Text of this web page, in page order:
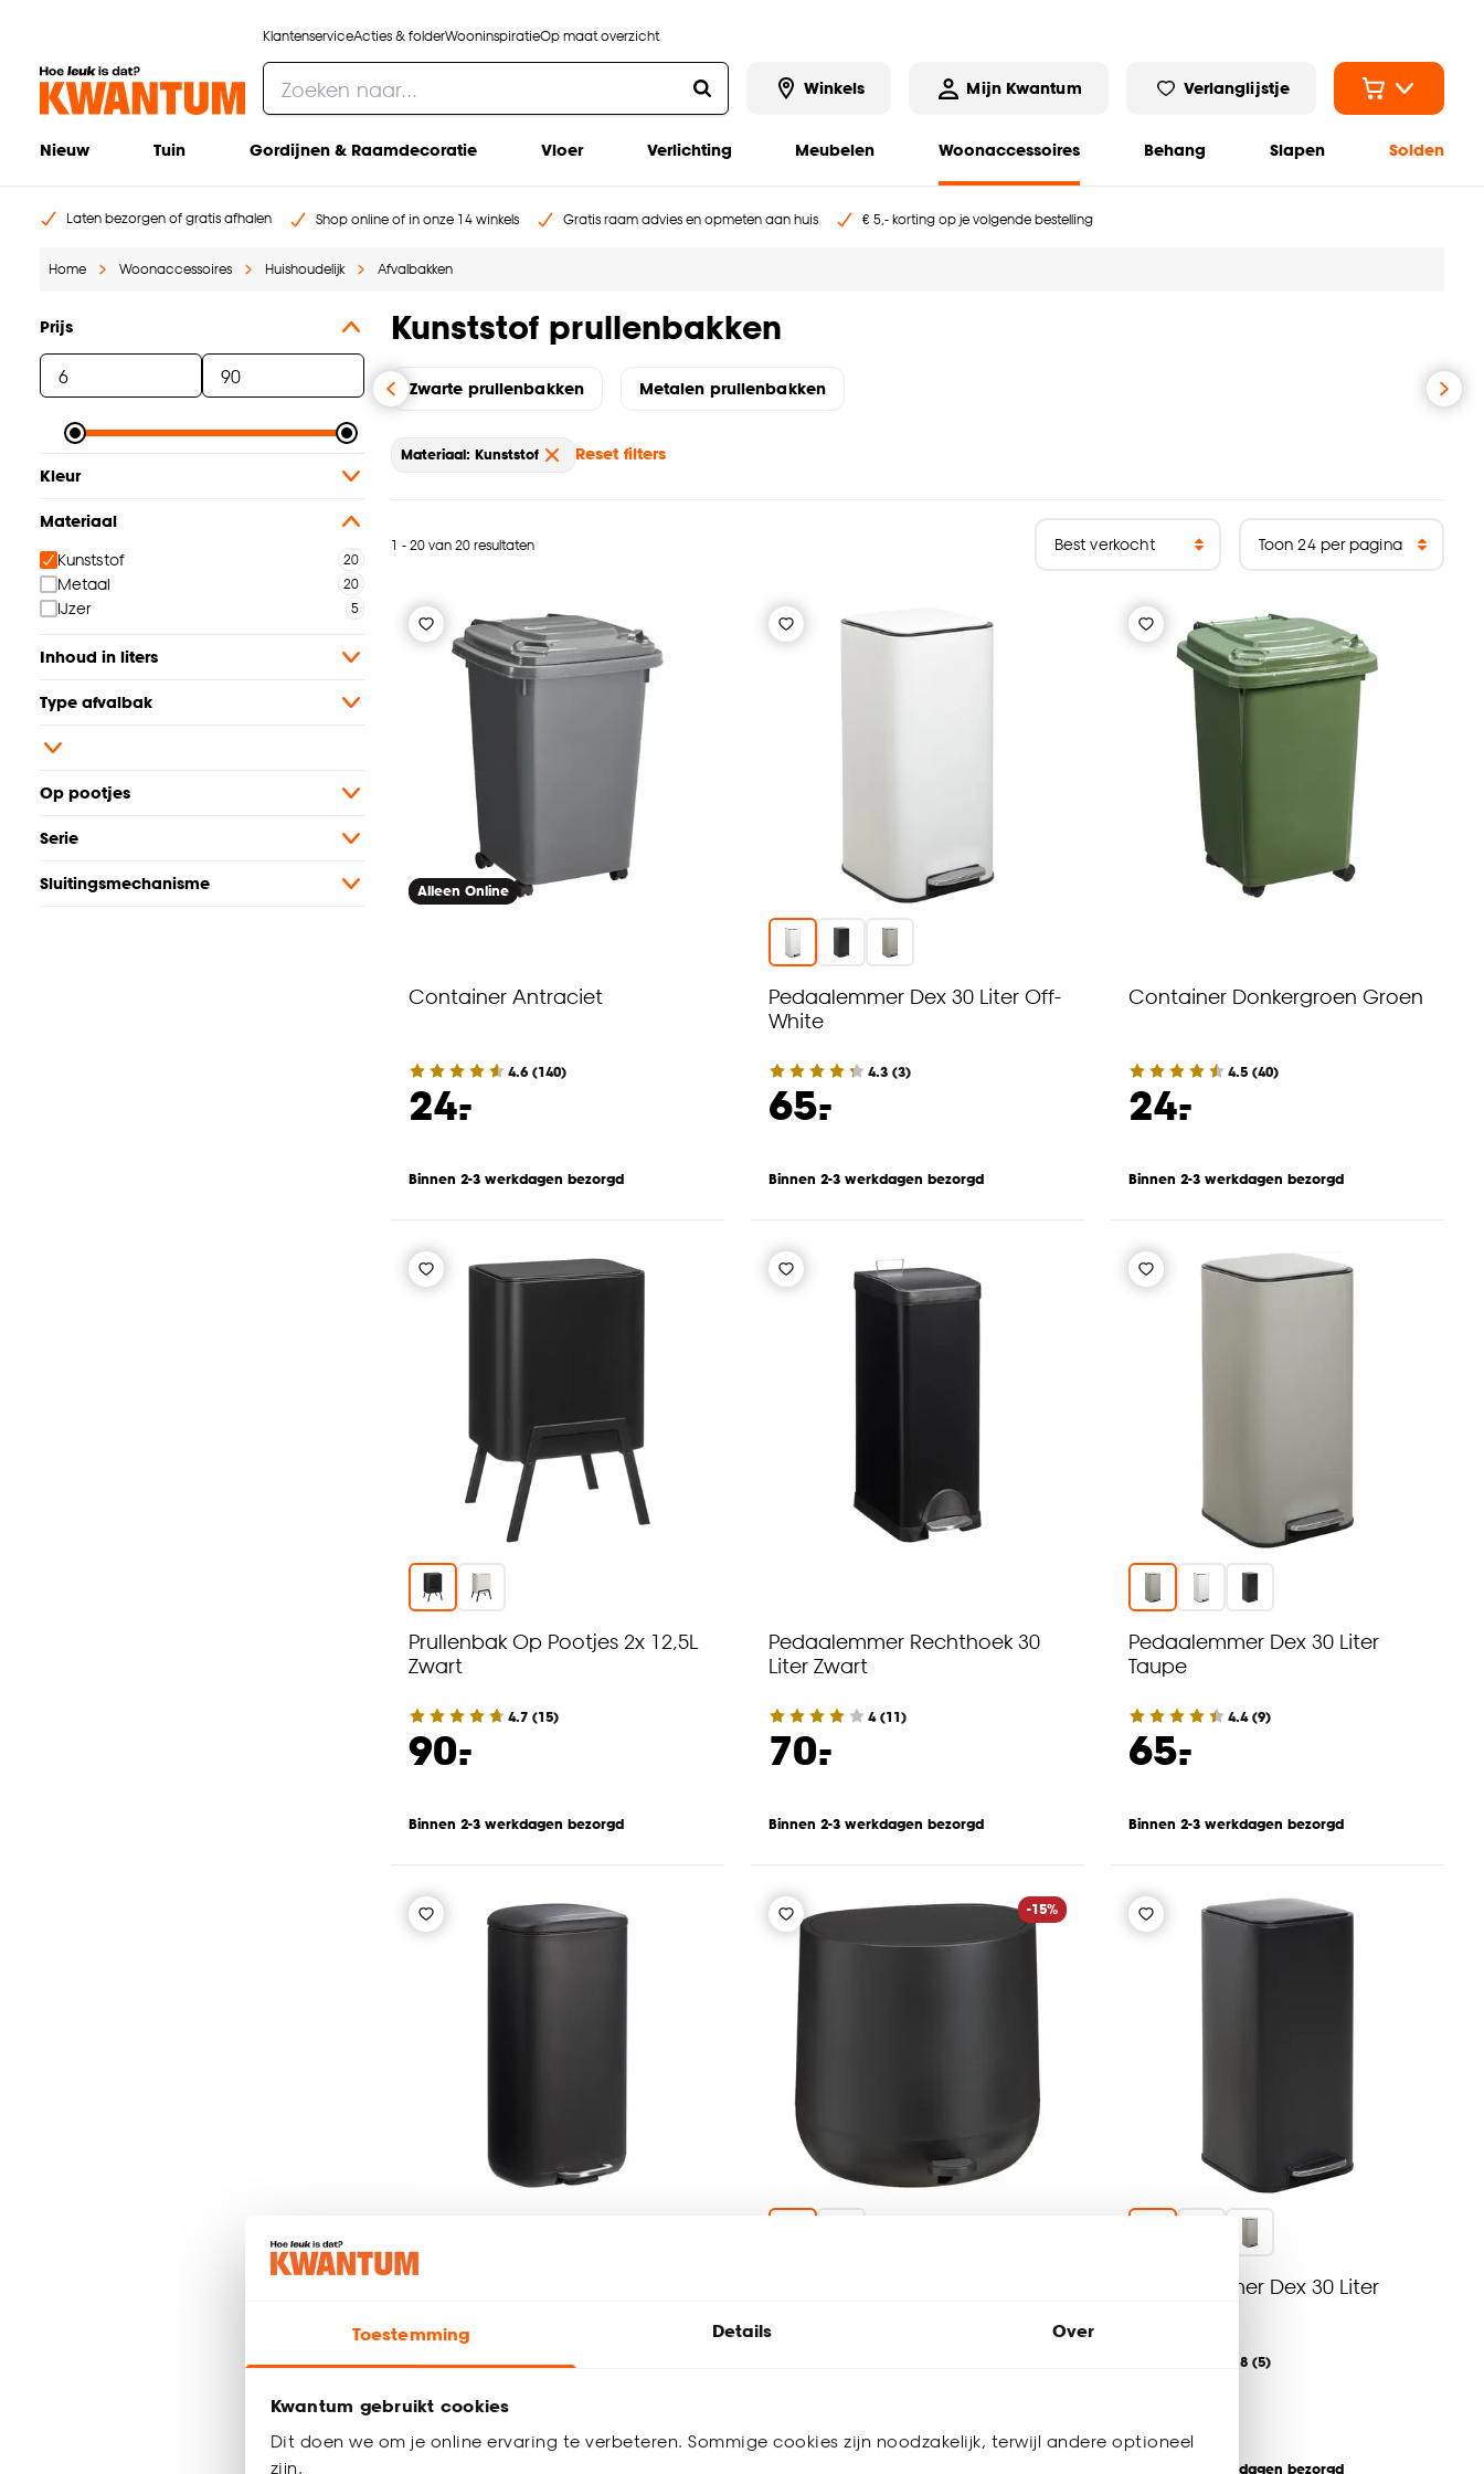
Toestemming Details Over
Kwantum gebruikt cookies
Dit doen we om je online ervaring te verbeteren. Sommige cookies zijn noodzakelijk, terwijl andere optioneel
zijn.
KlantenserviceActies & folderWooninspiratieOp maat overzicht
Winkels Mijn Kwantum Verlanglijstje
Nieuw Tuin Gordijnen & Raamdecoratie Vloer Verlichting Meubelen Woonaccessoires Behang Slapen Solden
Laten bezorgen of gratis afhalen Shop online of in onze 14 winkels Gratis raam advies en opmeten aan huis € 5,- korting op je volgende bestelling
Home Woonaccessoires Huishoudelijk Afvalbakken
Prijs
Kleur
Materiaal
Kunststof
Metaal
IJzer
Inhoud in liters
Type afvalbak
Op pootjes
Serie
Sluitingsmechanisme
Kunststof prullenbakken
Zwarte prullenbakken Metalen prullenbakken
Materiaal: Kunststof Reset filters
1 - 20 van 20 resultaten
Alleen Online
Container Antraciet
4.6 (140)
24.
-
Binnen 2-3 werkdagen bezorgd
Pedaalemmer Dex 30 Liter Off-
White
4.3 (3)
65.
-
Binnen 2-3 werkdagen bezorgd
Container Donkergroen Groen
4.5 (40)
24.
-
Binnen 2-3 werkdagen bezorgd
Prullenbak Op Pootjes 2x 12,5L
Zwart
4.7 (15)
90.
-
Binnen 2-3 werkdagen bezorgd
Pedaalemmer Rechthoek 30
Liter Zwart
4(11)
70.
-
Binnen 2-3 werkdagen bezorgd
Pedaalemmer Dex 30 Liter
Taupe
4.4(9)
65.
-
Binnen 2-3 werkdagen bezorgd
4.6(19)
70.
-
-15%
Pedaalemmer Dex 30 Liter
3.8 (5)
Binnen 2-3 werkdagen bezorgd